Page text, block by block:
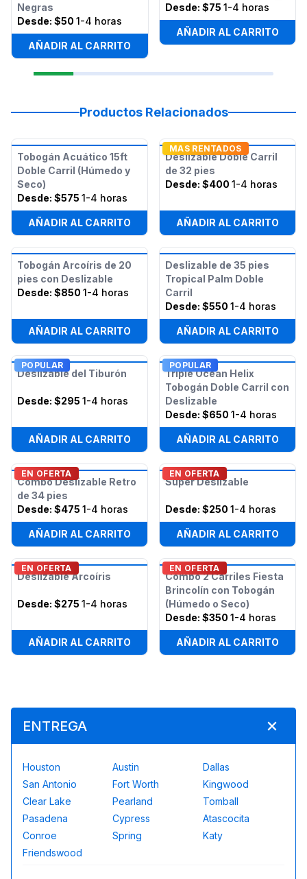
Negras
Desde: $50 1-4 horas
AÑADIR AL CARRITO
Desde: $75 1-4 horas
AÑADIR AL CARRITO
Productos Relacionados
Tobogán Acuático 15ft
Doble Carril (Húmedo y
Seco)
Desde: $575 1-4 horas
AÑADIR AL CARRITO
MAS RENTADOS
Deslizable Doble Carril
de 32 pies
Desde: $400 1-4 horas
AÑADIR AL CARRITO
Tobogán Arcoíris de 20
pies con Deslizable
Desde: $850 1-4 horas
AÑADIR AL CARRITO
Deslizable de 35 pies
Tropical Palm Doble
Carril
Desde: $550 1-4 horas
AÑADIR AL CARRITO
POPULAR
Deslizable del Tiburón
Desde: $295 1-4 horas
AÑADIR AL CARRITO
POPULAR
Triple Ocean Helix
Tobogán Doble Carril con
Deslizable
Desde: $650 1-4 horas
AÑADIR AL CARRITO
EN OFERTA
Combo Deslizable Retro
de 34 pies
Desde: $475 1-4 horas
AÑADIR AL CARRITO
EN OFERTA
Super Deslizable
Desde: $250 1-4 horas
AÑADIR AL CARRITO
EN OFERTA
Deslizable Arcoíris
Desde: $275 1-4 horas
AÑADIR AL CARRITO
EN OFERTA
Combo 2 Carriles Fiesta
Brincolín con Tobogán
(Húmedo o Seco)
Desde: $350 1-4 horas
AÑADIR AL CARRITO
ENTREGA
Houston Austin
Dallas
San Antonio
Fort Worth
Kingwood
Clear Lake
Pearland
Tomball
Pasadena
Cypress
Atascocita
Conroe
Spring
Katy
Friendswood